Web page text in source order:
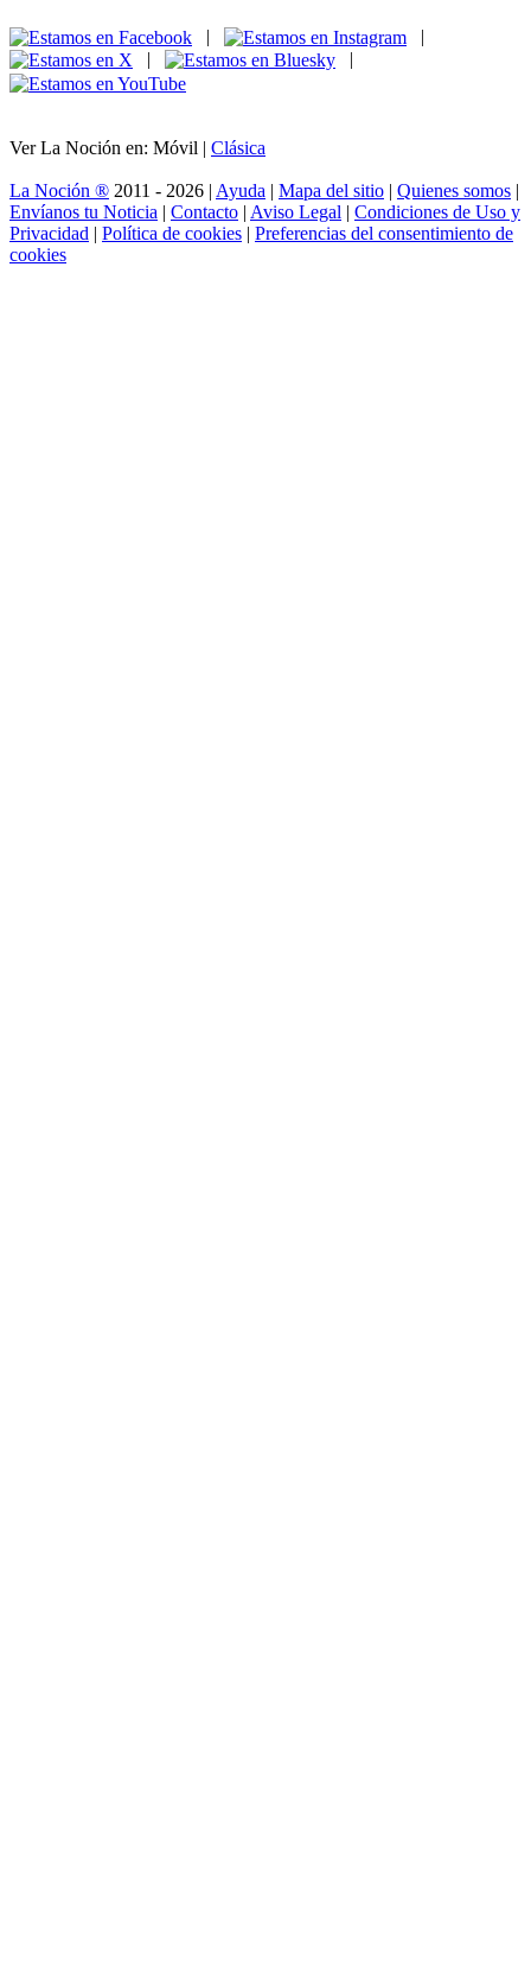
|
|
|
|
Ver La Noción en: Móvil | Clásica
La Noción ® 2011 - 2026 | Ayuda | Mapa del sitio | Quienes somos |
Envíanos tu Noticia | Contacto | Aviso Legal | Condiciones de Uso y
Privacidad | Política de cookies | Preferencias del consentimiento de
cookies